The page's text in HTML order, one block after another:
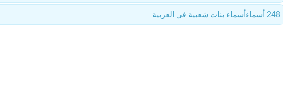
أسماء بنات شعبية في العربية 248 أسماء